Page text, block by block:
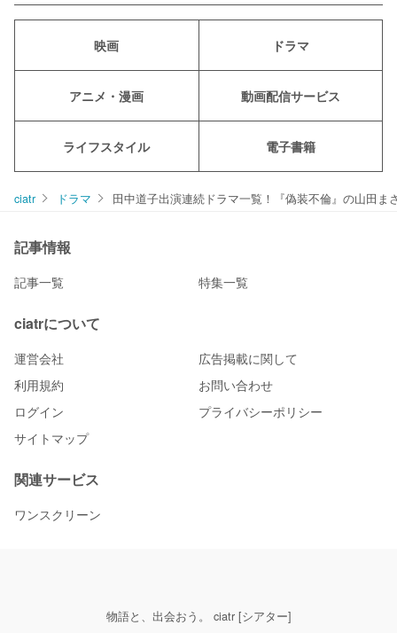
映画 ドラマ
アニメ・漫画 動画配信サービス
ライフスタイル 電子書籍
ciatr ドラマ 田中道子出演連続ドラマ一覧！『偽装不倫』の山田ま
記事情報
記事一覧 特集一覧
ciatrについて
運営会社
広告掲載に関して
利用規約
お問い合わせ
ログイン
プライバシーポリシー
サイトマップ
関連サービス
ワンスクリーン
物語と、出会おう。 ciatr [シアター]